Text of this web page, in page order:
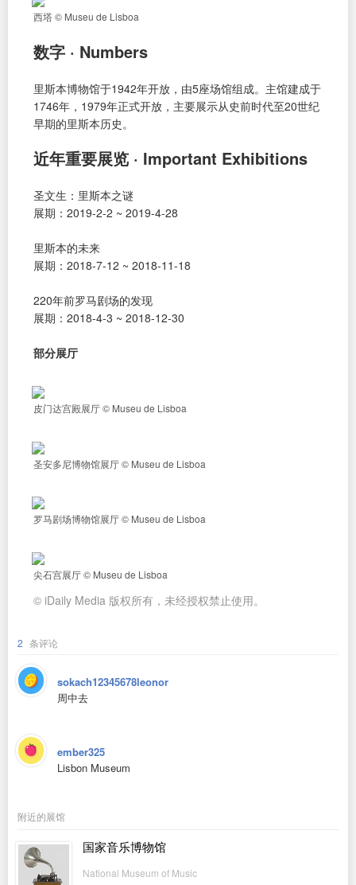
西塔 © Museu de Lisboa
数字 · Numbers
里斯本博物馆于1942年开放，由5座场馆组成。主馆建成于
1746年，1979年正式开放，主要展示从史前时代至20世纪
早期的里斯本历史。
近年重要展览 · Important Exhibitions
圣文生：里斯本之谜
展期：2019-2-2 ~ 2019-4-28
里斯本的未来
展期：2018-7-12 ~ 2018-11-18
220年前罗马剧场的发现
展期：2018-4-3 ~ 2018-12-30
部分展厅
皮门达宫殿展厅 © Museu de Lisboa
圣安多尼博物馆展厅 © Museu de Lisboa
罗马剧场博物馆展厅 © Museu de Lisboa
尖石宫展厅 © Museu de Lisboa
© iDaily Media 版权所有，未经授权禁止使用。
2 条评论
sokach12345678leonor
周中去
ember325
Lisbon Museum
附近的展馆
国家音乐博物馆
National Museum of Music